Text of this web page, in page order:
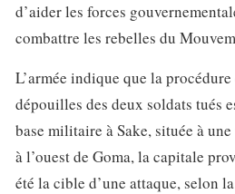
d’aider les forces
combattre les rebelles du
L’armée indique que la
dépouilles des deux soldats tués
base militaire à Sake, située à
à l’ouest de Goma, la capitale
été la cible d’une attaque, selon la